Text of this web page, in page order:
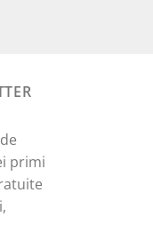
primi